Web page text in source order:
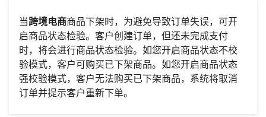
当跨境电商商品下架时，为避免导致订单失误，可开
启商品状态检验。客户创建订单，但还未完成支付
时，将会进行商品状态检验。如您开启商品状态不校
验模式，客户可购买已下架商品。如您开启商品状态
强校验模式，客户无法购买已下架商品，系统将取消
订单并提示客户重新下单。